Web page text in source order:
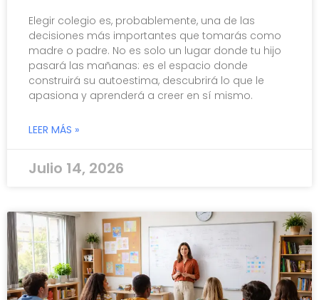
Elegir colegio es, probablemente, una de las
decisiones más importantes que tomarás como
madre o padre. No es solo un lugar donde tu hijo
pasará las mañanas: es el espacio donde
construirá su autoestima, descubrirá lo que le
apasiona y aprenderá a creer en sí mismo.
LEER MÁS »
Julio 14, 2026